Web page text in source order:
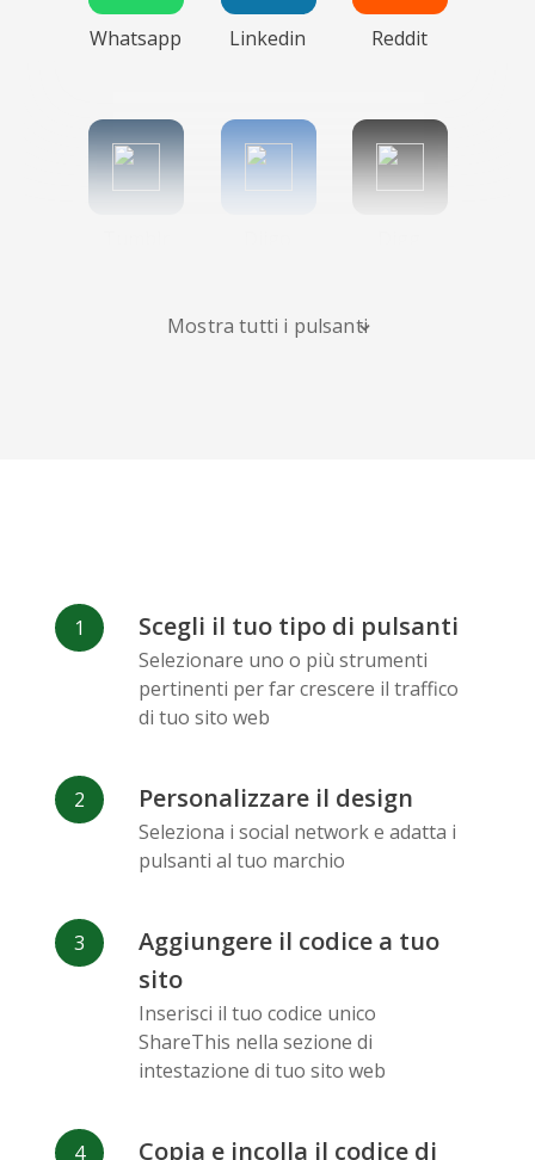
Whatsapp Linkedin Reddit
Facebook
Messenger
Odnoklassniki
Sina
Weibo
Vk Blogger
Xing Mail Ru Livejournal
Mostra tutti i pulsanti
Scegli il tuo tipo di pulsanti
Selezionare uno o più strumenti
pertinenti per far crescere il traffico
di tuo sito web
Personalizzare il design
Seleziona i social network e adatta i
pulsanti al tuo marchio
Aggiungere il codice a tuo
sito
Inserisci il tuo codice unico
ShareThis nella sezione di
intestazione di tuo sito web
Copia e incolla il codice di